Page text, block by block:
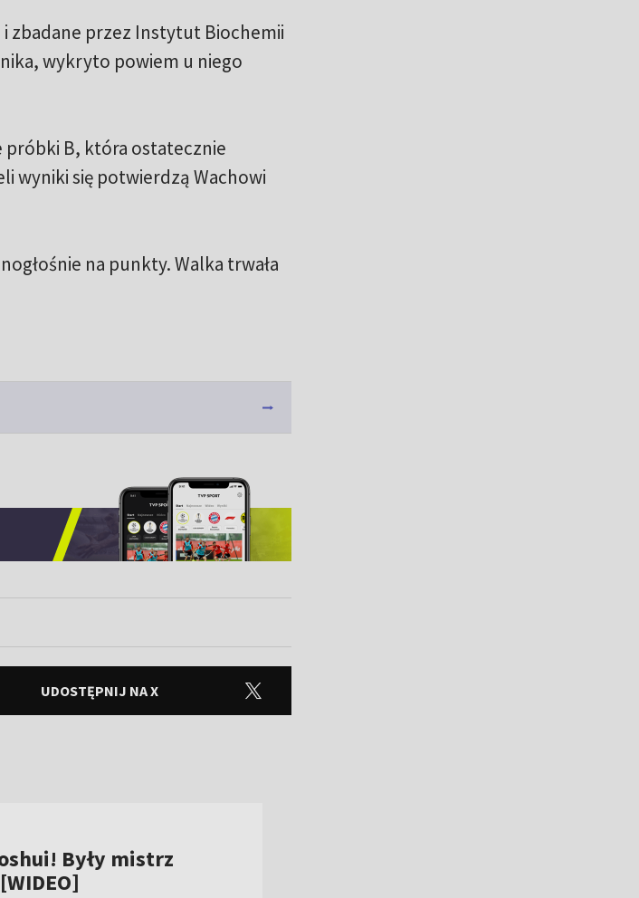
zbadane przez Instytut Biochemii
wykryto powiem u niego
próbki B, która ostatecznie
wyniki się potwierdzą Wachowi
na punkty. Walka trwała
UDOSTĘPNIJ NA X
Były mistrz